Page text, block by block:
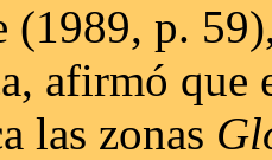
p.
afirmó que
las zonas